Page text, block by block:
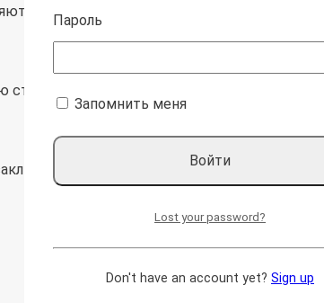
проблемы
Пароль
Запомнить меня
Lost your password?
Don't have an account yet? Sign up